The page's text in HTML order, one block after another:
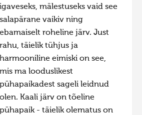
igaveseks, mälestuseks vaid see
salapärane vaikiv ning
ebamaiselt roheline järv. Just
rahu, täielik tühjus ja
harmooniline eimiski on see,
mis ma looduslikest
pühapaikadest sageli leidnud
olen. Kaali järv on tõeline
pühapaik - täielik olematus on